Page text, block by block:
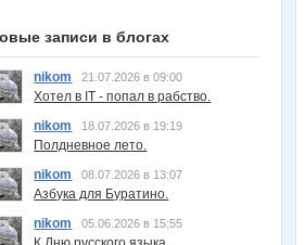
записи в блогах
nikom 21.07.2026 в 09:00
Хотел в IT - попал в рабство.
nikom
18.07.2026 в 19:19
Полдневное лето.
nikom
08.07.2026 в 13:07
Азбука для Буратино.
nikom
05.06.2026 в 15:55